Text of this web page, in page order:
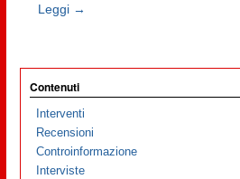
Leggi →
Contenuti
Interventi
Recensioni
Controinformazione
Interviste